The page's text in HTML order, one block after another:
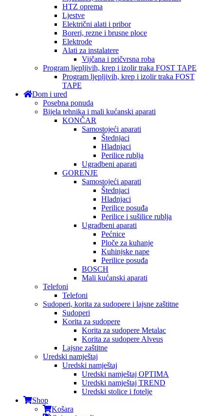
HTZ oprema
Ljestve
Električni alati i pribor
Boreri, rezne i brusne ploce
Elektrode
Alati za instalatere
Vijčana i pričvrsna roba
Program ljepljivih, krep i izolir traka FOST TAPE
Program ljepljivih, krep i izolir traka FOST
TAPE
Dom i ured
Posebna ponuda
Bijela tehnika i mali kućanski aparati
KONČAR
Samostojeći aparati
Štednjaci
Hladnjaci
Perilice rublja
Ugradbeni aparati
GORENJE
Samostojeći aparati
Štednjaci
Hladnjaci
Perilice posuđa
Perilice i sušilice rublja
Ugradbeni aparati
Pećnice
Ploče za kuhanje
Kuhinjske nape
Perilice posuđa
BOSCH
Mali kućanski aparati
Telefoni
Telefoni
Sudoperi, korita za sudopere i lajsne zaštitne
Sudoperi
Korita za sudopere
Korita za sudopere Metalac
Korita za sudopere Alveus
Lajsne zaštitne
Uredski namještaj
Uredski namještaj
Uredski namještaj OPTIMA
Uredski namještaj TREND
Uredski stolice i fotelje
Shop
Košara